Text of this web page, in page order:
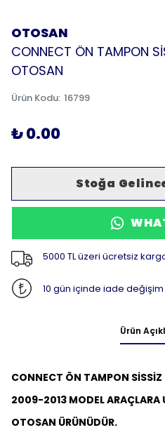
OTOSAN
CONNECT ÖN TAMPON
OTOSAN
Ürün Kodu: 16799
₺ 0.00
Stoğa
5000 TL üzeri ücretsiz
10 gün içinde iade değişim
Ürün
CONNECT ÖN TAMPON SİSSİZ
2009-2013 MODEL ARAÇLARA
OTOSAN ÜRÜNÜDÜR.